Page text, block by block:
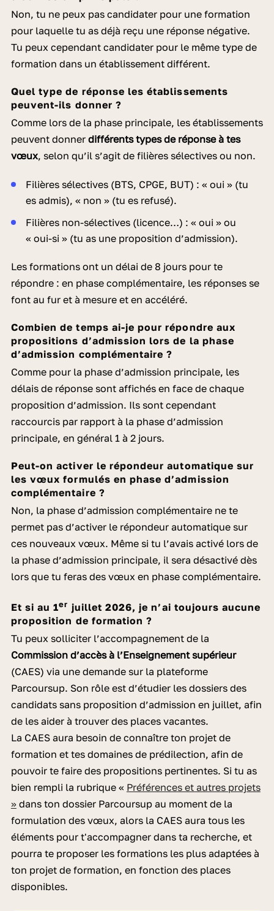
Non, tu ne peux pas candidater pour une formation
pour laquelle tu as déjà reçu une réponse négative.
Tu peux cependant candidater pour le même type de
formation dans un établissement différent.
Quel type de réponse les établissements
peuvent-ils donner ?
Comme lors de la phase principale, les établissements
peuvent donner différents types de réponse à tes
vœux, selon qu’il s’agit de filières sélectives ou non.
Filières sélectives(BTS, CPGE, BUT) : « oui » (tu
es admis), « non » (tu es refusé).
Filières non-sélectives(licence…) : « oui » ou
« oui-si » (tu as une proposition d’admission).
Les formations ont un délai de 8 jours pour te
répondre : en phase complémentaire, les réponses se
font au fur et à mesure et en accéléré.
Combien de temps ai-je pour répondre aux
propositions d’admission lors de la phase
d’admission complémentaire ?
Comme pour la phase d’admission principale, les
délais de réponse sont affichés en face de chaque
proposition d’admission. Ils sont cependant
raccourcis par rapport à la phase d’admission
principale, en général 1 à 2 jours.
Peut-on activer le répondeur automatique sur
les vœux formulés en phase d’admission
complémentaire ?
Non, la phase d’admission complémentaire ne te
permet pas d’activer le répondeur automatique sur
ces nouveaux vœux. Même si tu l’avais activé lors de
la phase d’admission principale, il sera désactivé dès
lors que tu feras des vœux en phase complémentaire.
Et si au 1er juillet 2026, je n’ai toujours aucune
proposition de formation ?
Tu peux solliciter l’accompagnement de la
Commission d’accès à l’Enseignement supérieur
(CAES) via une demande sur la plateforme
Parcoursup. Son rôle est d’étudier les dossiers des
candidats sans proposition d’admission en juillet, afin
de les aider à trouver des places vacantes.
La CAES aura besoin de connaître ton projet de
formation et tes domaines de prédilection, afin de
pouvoir te faire des propositions pertinentes. Si tu as
bien rempli la rubrique « Préférences et autres projets
»dans ton dossier Parcoursup au moment de la
formulation des vœux, alors la CAES aura tous les
éléments pour t'accompagner dans ta recherche, et
pourra te proposer les formations les plus adaptées à
ton projet de formation, en fonction des places
disponibles.